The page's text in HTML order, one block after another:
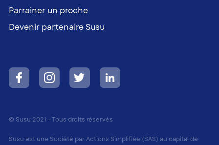
Parrainer un proche
Devenir partenaire Susu
© Susu 2021 - Tous droits réservés
Susu est une Société par Actions Simplifiée (SAS) au capital de